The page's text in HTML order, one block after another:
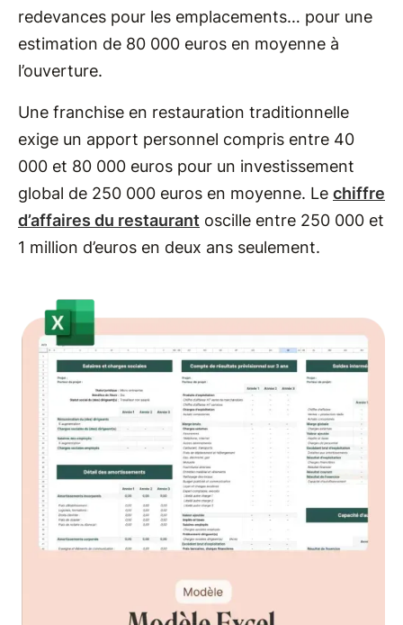
redevances pour les emplacements… pour une
estimation de 80 000 euros en moyenne à
l’ouverture.
Une franchise en restauration traditionnelle
exige un apport personnel compris entre 40
000 et 80 000 euros pour un investissement
global de 250 000 euros en moyenne. Le chiffre
d’affaires du restaurant oscille entre 250 000 et
1 million d’euros en deux ans seulement.